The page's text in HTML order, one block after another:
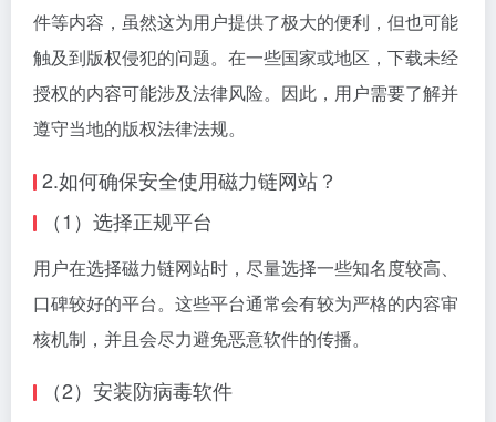
件等内容，虽然这为用户提供了极大的便利，但也可能
触及到版权侵犯的问题。在一些国家或地区，下载未经
授权的内容可能涉及法律风险。因此，用户需要了解并
遵守当地的版权法律法规。
2.如何确保安全使用磁力链网站？
（1）选择正规平台
用户在选择磁力链网站时，尽量选择一些知名度较高、
口碑较好的平台。这些平台通常会有较为严格的内容审
核机制，并且会尽力避免恶意软件的传播。
（2）安装防病毒软件